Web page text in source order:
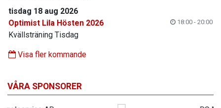
tisdag 18 aug 2026
Optimist Lila Hösten 2026
18:00 - 20:00
Kvällsträning Tisdag
Visa fler kommande
VÅRA SPONSORER